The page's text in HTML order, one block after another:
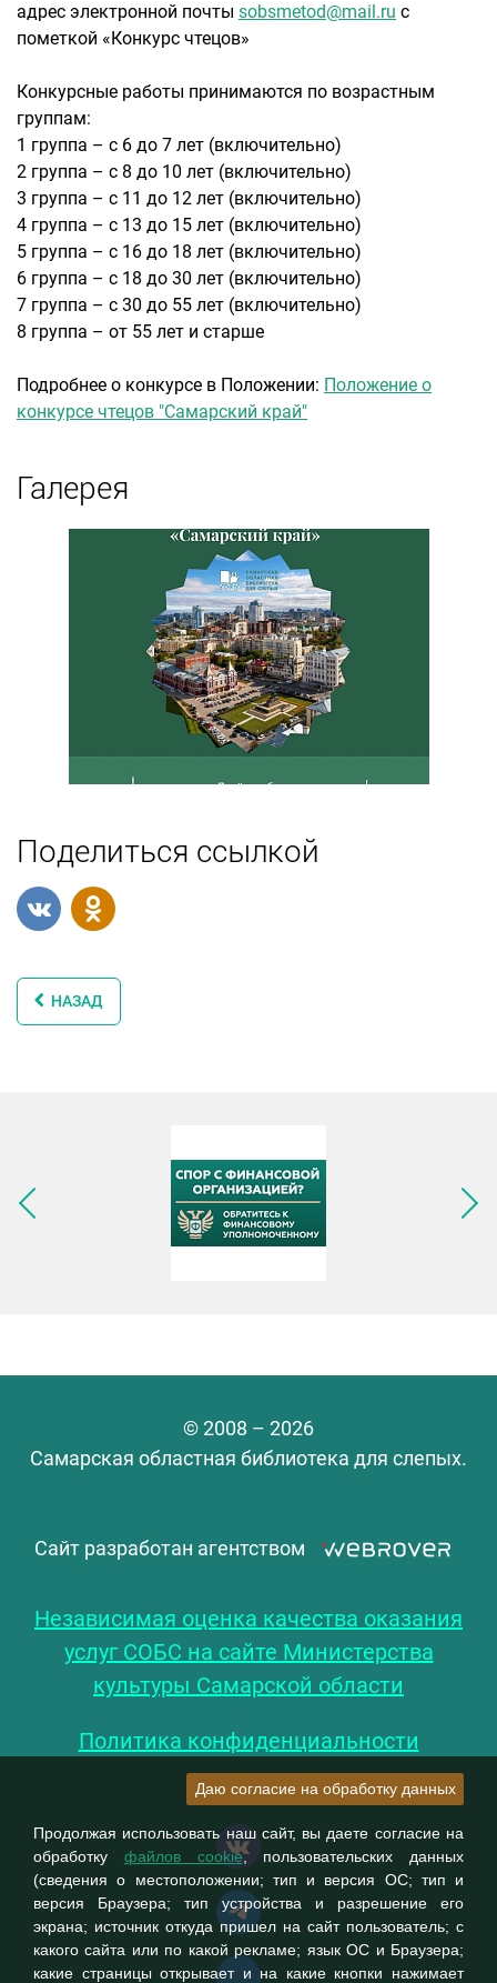
адрес электронной почты sobsmetod@mail.ru с
пометкой «Конкурс чтецов»
Конкурсные работы принимаются по возрастным
группам:
1 группа – с 6 до 7 лет (включительно)
2 группа – с 8 до 10 лет (включительно)
3 группа – с 11 до 12 лет (включительно)
4 группа – с 13 до 15 лет (включительно)
5 группа – с 16 до 18 лет (включительно)
6 группа – с 18 до 30 лет (включительно)
7 группа – с 30 до 55 лет (включительно)
8 группа – от 55 лет и старше
Подробнее о конкурсе в Положении: Положение о
конкурсе чтецов "Самарский край"
Галерея
Поделиться ссылкой
НАЗАД
Следующее изображение
© 2008 – 2026
Самарская областная библиотека для слепых.
Сайт разработан агентством
Независимая оценка качества оказания
услуг СОБС на сайте Министерства
культуры Самарской области
Политика конфиденциальности
Даю согласие на обработку данных
Продолжая использовать наш сайт, вы даете согласие на
обработку файлов cookie, пользовательских данных
(сведения о местоположении; тип и версия ОС; тип и
версия Браузера; тип устройства и разрешение его
экрана; источник откуда пришел на сайт пользователь; с
какого сайта или по какой рекламе; язык ОС и Браузера;
какие страницы открывает и на какие кнопки нажимает